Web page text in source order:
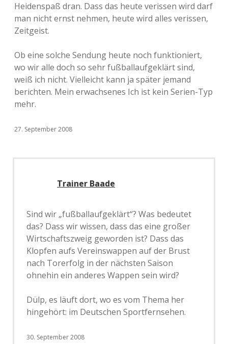
Heidenspaß dran. Dass das heute verissen wird darf
man nicht ernst nehmen, heute wird alles verissen,
Zeitgeist.
Ob eine solche Sendung heute noch funktioniert,
wo wir alle doch so sehr fußballaufgeklärt sind,
weiß ich nicht. Vielleicht kann ja später jemand
berichten. Mein erwachsenes Ich ist kein Serien-Typ
mehr.
27. September 2008
Trainer Baade
Sind wir „fußballaufgeklärt“? Was bedeutet
das? Dass wir wissen, dass das eine großer
Wirtschaftszweig geworden ist? Dass das
Klopfen aufs Vereinswappen auf der Brust
nach Torerfolg in der nächsten Saison
ohnehin ein anderes Wappen sein wird?
Dülp, es läuft dort, wo es vom Thema her
hingehört: im Deutschen Sportfernsehen.
30. September 2008